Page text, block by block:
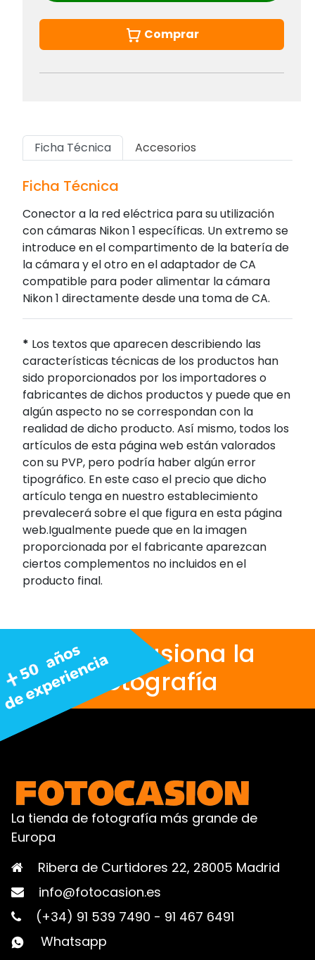
Comprar
Ficha Técnica Accesorios
Ficha Técnica
Conector a la red eléctrica para su utilización
con cámaras Nikon 1 específicas. Un extremo se
introduce en el compartimento de la batería de
la cámara y el otro en el adaptador de CA
compatible para poder alimentar la cámara
Nikon 1 directamente desde una toma de CA.
* Los textos que aparecen describiendo las
características técnicas de los productos han
sido proporcionados por los importadores o
fabricantes de dichos productos y puede que en
algún aspecto no se correspondan con la
realidad de dicho producto. Así mismo, todos los
artículos de esta página web están valorados
con su PVP, pero podría haber algún error
tipográfico. En este caso el precio que dicho
artículo tenga en nuestro establecimiento
prevalecerá sobre el que figura en esta página
web.Igualmente puede que en la imagen
proporcionada por el fabricante aparezcan
ciertos complementos no incluidos en el
producto final.
Nos apasiona la
fotografía
La tienda de fotografía más grande de
Europa
Ribera de Curtidores 22, 28005 Madrid
info@fotocasion.es
(+34) 91 539 7490 - 91 467 6491
Whatsapp